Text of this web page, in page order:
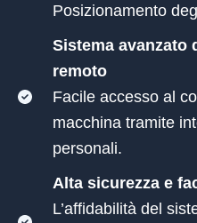
Posizionamento
Sistema avanzato
remoto
Facile accesso al
macchina tramite
personali.
Alta sicurezza e
L’affidabilità del